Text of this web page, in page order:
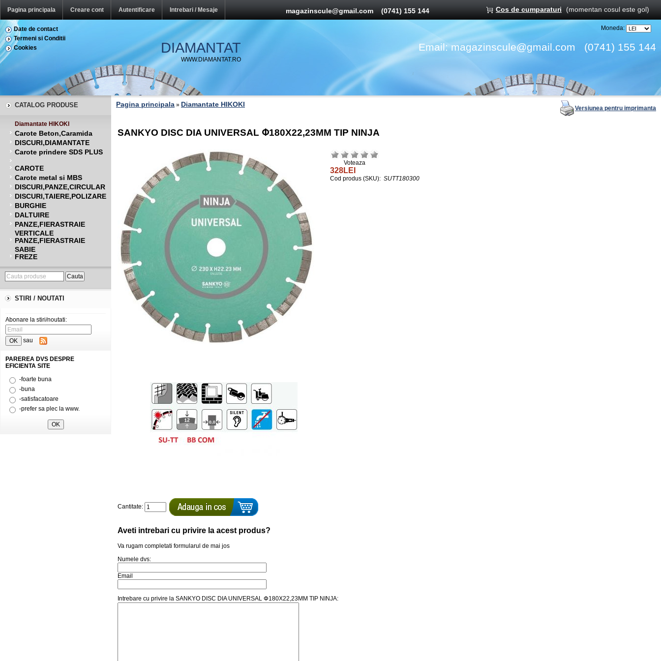
Pagina principala Creare cont Autentificare Intrebari / Mesaje magazinscule@gmail.com(0741) 155 144 Cos de cumparaturi (momentan cosul este gol)
Date de contact
Termeni si Conditii
Cookies
DIAMANTAT
WWW.DIAMANTAT.RO
Moneda:
Email:magazinscule@gmail.com (0741) 155 144
CATALOG PRODUSE
Diamantate HIKOKI
Carote Beton,Caramida
DISCURI,DIAMANTATE
Carote prindere SDS PLUS
CAROTE
Carote metal si MBS
DISCURI,PANZE,CIRCULAR
DISCURI,TAIERE,POLIZARE
BURGHIE
DALTUIRE
PANZE,FIERASTRAIE
VERTICALE
PANZE,FIERASTRAIE
SABIE
FREZE
STIRI / NOUTATI
Abonare la stiri/noutati:
sau
PAREREA DVS DESPRE
EFICIENTA SITE
-foarte buna
-buna
-satisfacatoare
-prefer sa plec la www.
Pagina principala » Diamantate HIKOKI Versiunea pentru imprimanta
SANKYO DISC DIA UNIVERSAL Փ180X22,23MM TIP NINJA
Voteaza
328LEI
Cod produs (SKU): SUTT180300
Cantitate:
Aveti intrebari cu privire la acest produs?
Va rugam completati formularul de mai jos
Numele dvs:
Email
Intrebare cu privire la SANKYO DISC DIA UNIVERSAL Փ180X22,23MM TIP NINJA: